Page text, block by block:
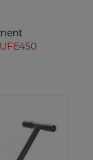
UFE450